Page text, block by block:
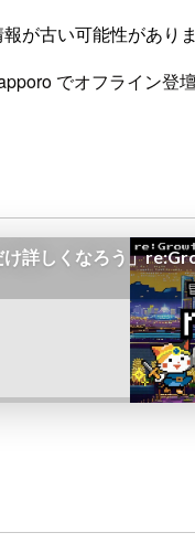
が古い可能性があり
でオフライン登壇